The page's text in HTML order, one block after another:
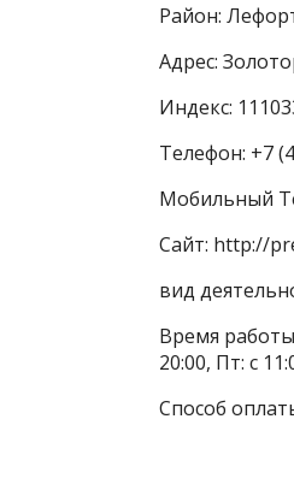
Район:
Адрес:
Индекс:
Телефон: +7
Мобильный
Сайт: http://
вид
Время
20:00, Пт: с
Способ